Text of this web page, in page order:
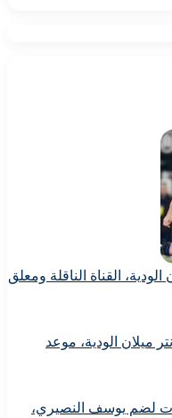
القناة الناقلة ومعلق
ميلان الودية، موعد
لضم يوسف النصيري،